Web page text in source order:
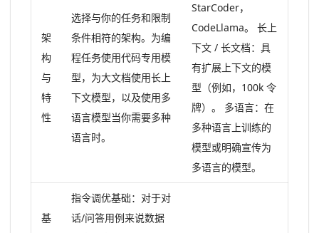
架
构
与
特
性
选择与你的任务和限制
条件相符的架构。为编
程任务使用代码专用模
型，为大文档使用长上
下文模型，以及使用多
语言模型当你需要多种
语言时。
StarCoder，
CodeLlama。 长上
下文 / 长文档：具
有扩展上下文的模
型（例如，100k 令
牌）。 多语言：在
多种语言上训练的
模型或明确宣传为
多语言的模型。
基
指令调优基础：对于对
话/问答用例来说数据